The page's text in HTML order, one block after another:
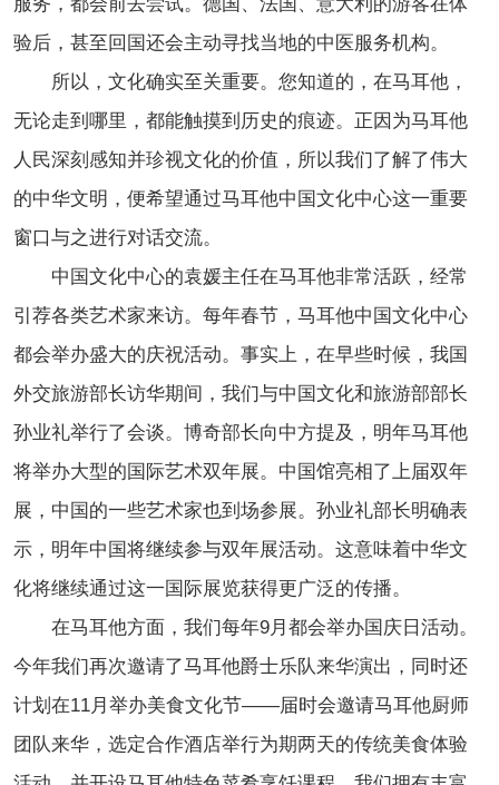
验后，甚至回国还会主动寻找当地的中医服务机构。
所以，文化确实至关重要。您知道的，在马耳他，
无论走到哪里，都能触摸到历史的痕迹。正因为马耳他
人民深刻感知并珍视文化的价值，所以我们了解了伟大
的中华文明，便希望通过马耳他中国文化中心这一重要
窗口与之进行对话交流。
中国文化中心的袁媛主任在马耳他非常活跃，经常
引荐各类艺术家来访。每年春节，马耳他中国文化中心
都会举办盛大的庆祝活动。事实上，在早些时候，我国
外交旅游部长访华期间，我们与中国文化和旅游部部长
孙业礼举行了会谈。博奇部长向中方提及，明年马耳他
将举办大型的国际艺术双年展。中国馆亮相了上届双年
展，中国的一些艺术家也到场参展。孙业礼部长明确表
示，明年中国将继续参与双年展活动。这意味着中华文
化将继续通过这一国际展览获得更广泛的传播。
在马耳他方面，我们每年9月都会举办国庆日活动。
今年我们再次邀请了马耳他爵士乐队来华演出，同时还
计划在11月举办美食文化节——届时会邀请马耳他厨师
团队来华，选定合作酒店举行为期两天的传统美食体验